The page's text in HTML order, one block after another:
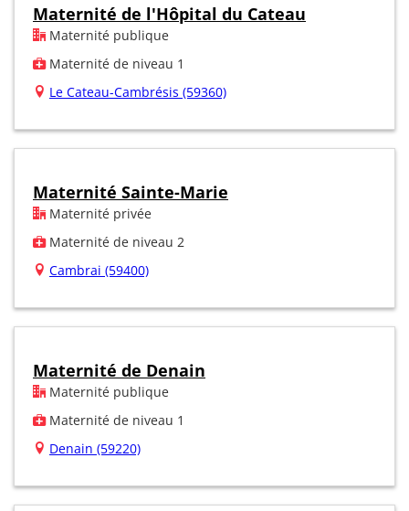
Maternité de l'Hôpital du Cateau
Maternité publique
Maternité de niveau 1
Le Cateau-Cambrésis (59360)
Maternité Sainte-Marie
Maternité privée
Maternité de niveau 2
Cambrai (59400)
Maternité de Denain
Maternité publique
Maternité de niveau 1
Denain (59220)